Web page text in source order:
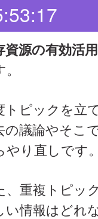
資源の有効活
トピックを立
の議論やそこ
やり直しです
、重複トピッ
い情報はどれ